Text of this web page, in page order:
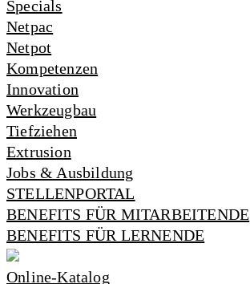
Specials
Netpac
Netpot
Kompetenzen
Innovation
Werkzeugbau
Tiefziehen
Extrusion
Jobs & Ausbildung
STELLENPORTAL
BENEFITS FÜR MITARBEITENDE
BENEFITS FÜR LERNENDE
Online-Katalog